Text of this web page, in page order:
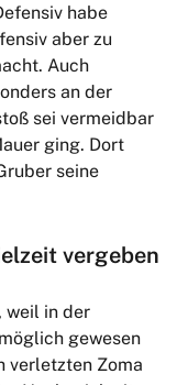
habe
aber zu
Auch
an der
sei vermeidbar
ging. Dort
seine
vergeben
weil in der
gewesen
verletzten Zoma